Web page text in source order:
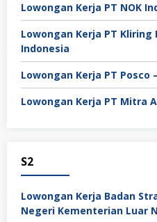
Lowongan Kerja PT NOK
Lowongan Kerja PT Kliring
Indonesia
Lowongan Kerja PT Posco –
Lowongan Kerja PT Mitra
S2
Lowongan Kerja Badan
Negeri Kementerian Luar